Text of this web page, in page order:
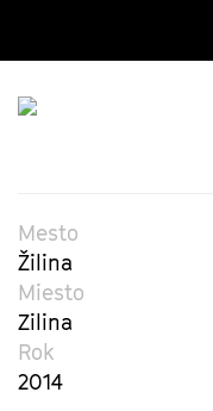
Mesto
Žilina
Miesto
Zilina
Rok
2014